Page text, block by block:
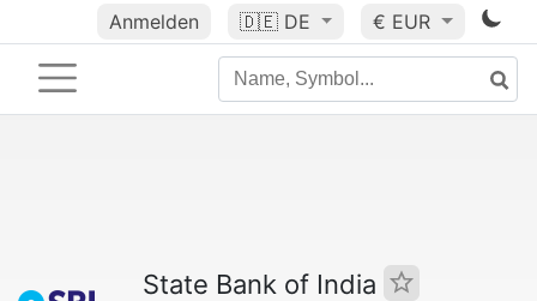
Anmelden 🇩🇪 DE € EUR
State Bank of India